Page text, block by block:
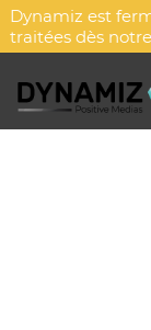
Dynamiz est
traitées dès
Bureau &
Accueil